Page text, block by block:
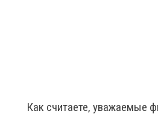
Как считаете, уважаемые